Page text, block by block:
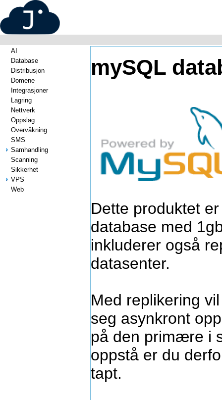
AI
Database
Distribusjon
Domene
Integrasjoner
Lagring
Nettverk
Oppslag
Overvåkning
SMS
Samhandling
Scanning
Sikkerhet
VPS
Web
mySQL
Dette produktet
database med
inkluderer også
datasenter.
Med replikering
seg asynkront
på den primære i
oppstå er du
tapt.